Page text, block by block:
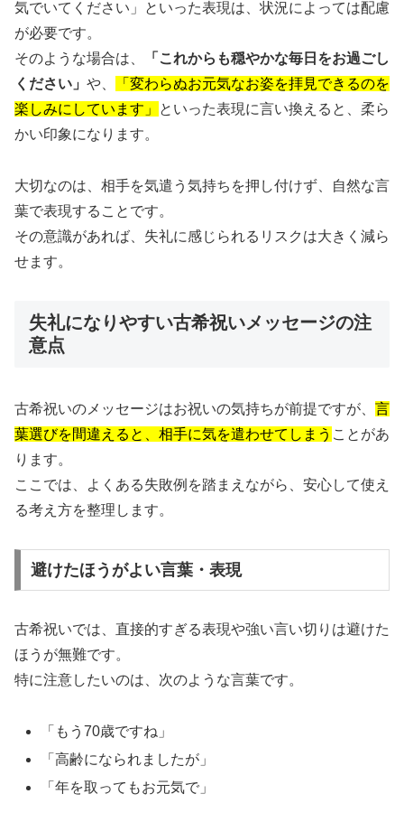
気でいてください」といった表現は、状況によっては配慮
が必要です。
そのような場合は、
「これからも穏やかな毎日をお過ごし
ください」 や、
「変わらぬお元気なお姿を拝見できるのを
楽しみにしています」
といった表現に言い換えると、柔ら
かい印象になります。
大切なのは、相手を気遣う気持ちを押し付けず、自然な言
葉で表現することです。
その意識があれば、失礼に感じられるリスクは大きく減ら
せます。
失礼になりやすい古希祝いメッセージの注
意点
古希祝いのメッセージはお祝いの気持ちが前提ですが、 言
葉選びを間違えると、相手に気を遣わせてしまう ことがあ
ります。
ここでは、よくある失敗例を踏まえながら、安心して使え
る考え方を整理します。
避けたほうがよい言葉・表現
古希祝いでは、直接的すぎる表現や強い言い切りは避けた
ほうが無難です。
特に注意したいのは、次のような言葉です。
「もう70歳ですね」
「高齢になられましたが」
「年を取ってもお元気で」